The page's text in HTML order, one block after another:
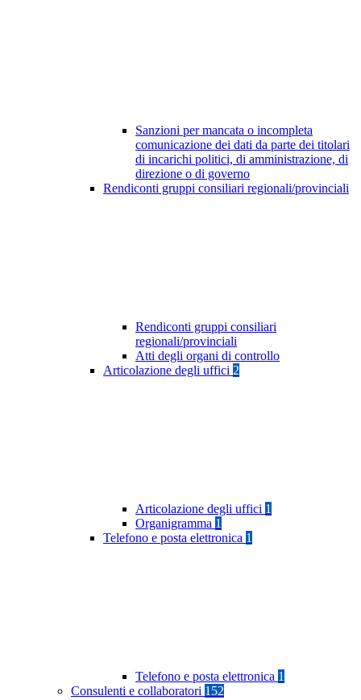
Sanzioni per mancata o incompleta
comunicazione dei dati da parte dei titolari
di incarichi politici, di amministrazione, di
direzione o di governo
Rendiconti gruppi consiliari regionali/provinciali
Rendiconti gruppi consiliari
regionali/provinciali
Atti degli organi di controllo
Articolazione degli uffici 2
Articolazione degli uffici 1
Organigramma 1
Telefono e posta elettronica 1
Telefono e posta elettronica 1
Consulenti e collaboratori 152